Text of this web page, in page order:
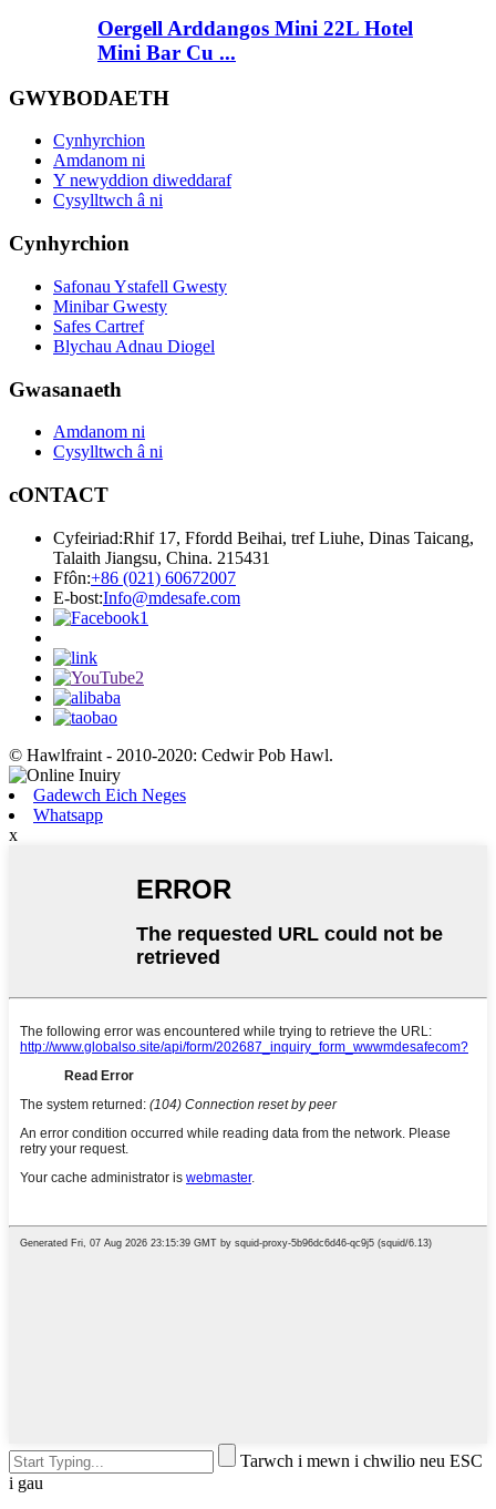
Oergell Arddangos Mini 22L Hotel
Mini Bar Cu ...
GWYBODAETH
Cynhyrchion
Amdanom ni
Y newyddion diweddaraf
Cysylltwch â ni
Cynhyrchion
Safonau Ystafell Gwesty
Minibar Gwesty
Safes Cartref
Blychau Adnau Diogel
Gwasanaeth
Amdanom ni
Cysylltwch â ni
cONTACT
Cyfeiriad:Rhif 17, Ffordd Beihai, tref Liuhe, Dinas Taicang,
Talaith Jiangsu, China. 215431
Ffôn:+86 (021) 60672007
E-bost:Info@mdesafe.com
© Hawlfraint - 2010-2020: Cedwir Pob Hawl.
Gadewch Eich Neges
Whatsapp
x
Tarwch i mewn i chwilio neu ESC
i gau